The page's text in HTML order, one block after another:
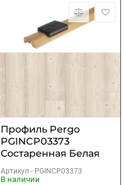
Профиль Pergo
PGINCP03373
Состаренная Белая
Сосна (5 в 1)
Артикул - PGINCP03373
В наличии